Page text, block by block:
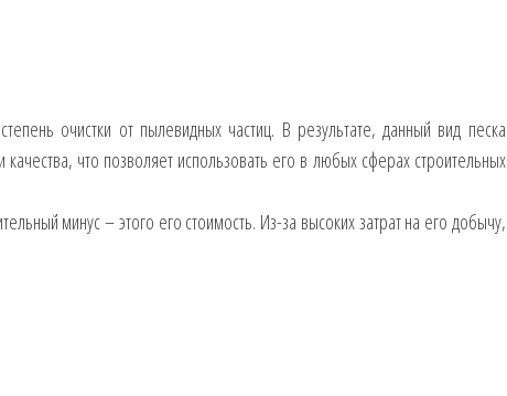
очистки от пылевидных частиц. В результате, данный вид песка
что позволяет использовать его в любых сферах строительных
минус – этого его стоимость. Из-за высоких затрат на его добычу,